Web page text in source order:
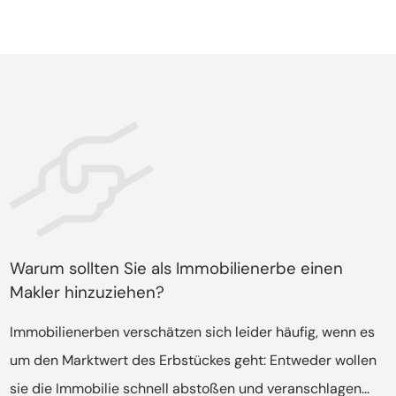
Warum sollten Sie als Immobilienerbe einen
Makler hinzuziehen?
Immobilienerben verschätzen sich leider häufig, wenn es
um den Marktwert des Erbstückes geht: Entweder wollen
sie die Immobilie schnell abstoßen und veranschlagen